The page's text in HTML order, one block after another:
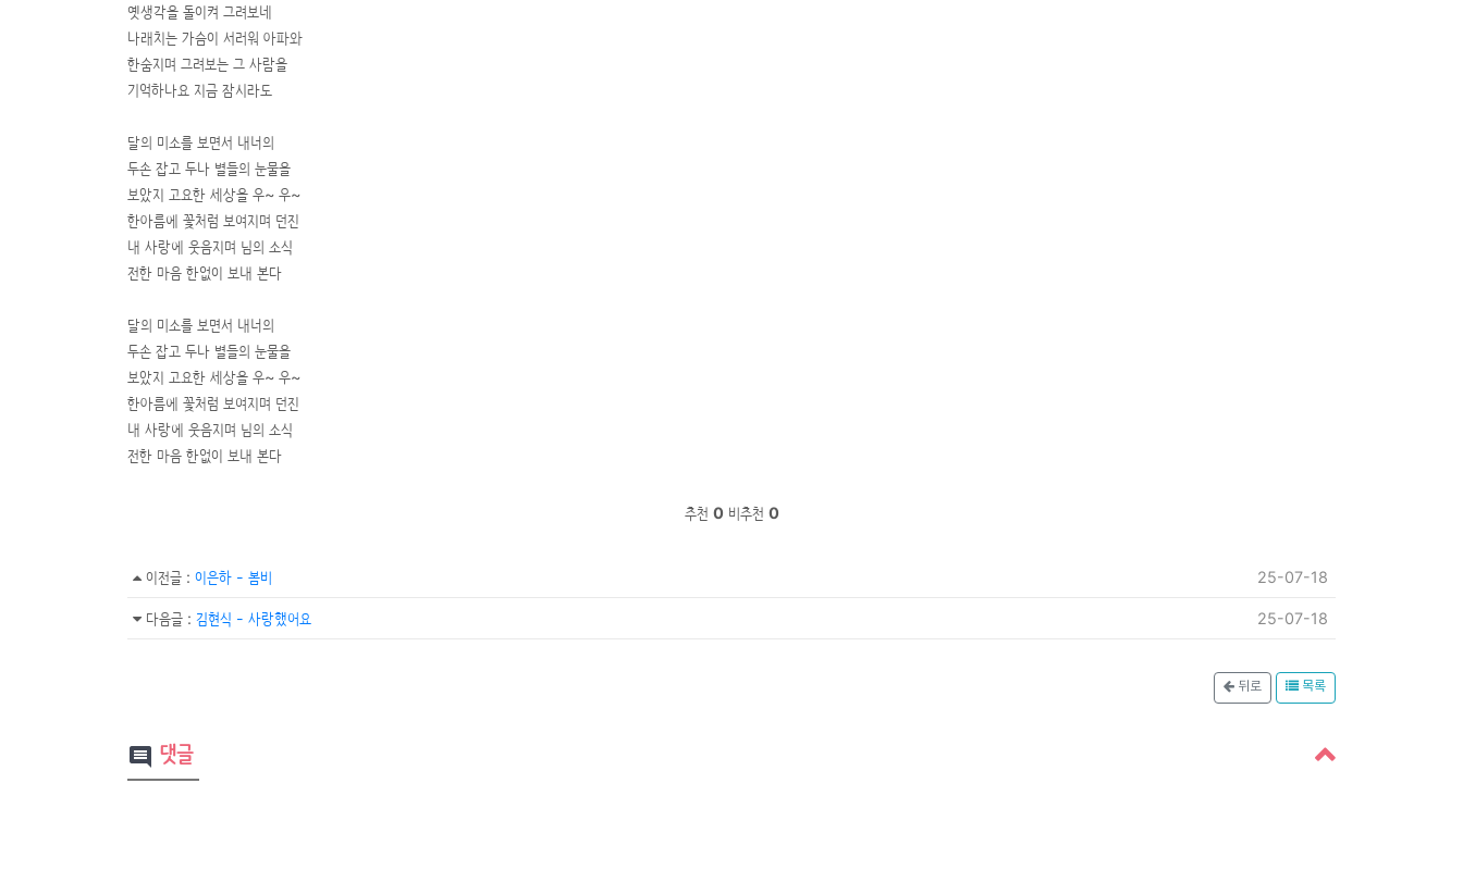
옛생각을 돌이켜 그려보네
나래치는 가슴이 서러워 아파와
한숨지며 그려보는 그 사람을
기억하나요 지금 잠시라도
달의 미소를 보면서 내너의
두손 잡고 두나 별들의 눈물을
보았지 고요한 세상을 우~ 우~
한아름에 꽃처럼 보여지며 던진
내 사랑에 웃음지며 님의 소식
전한 마음 한없이 보내 본다
달의 미소를 보면서 내너의
두손 잡고 두나 별들의 눈물을
보았지 고요한 세상을 우~ 우~
한아름에 꽃처럼 보여지며 던진
내 사랑에 웃음지며 님의 소식
전한 마음 한없이 보내 본다
추천 0 비추천 0
이전글 : 이은하 - 봄비 25-07-18
다음글 : 김현식 - 사랑했어요 25-07-18
뒤로 목록
comment 댓글